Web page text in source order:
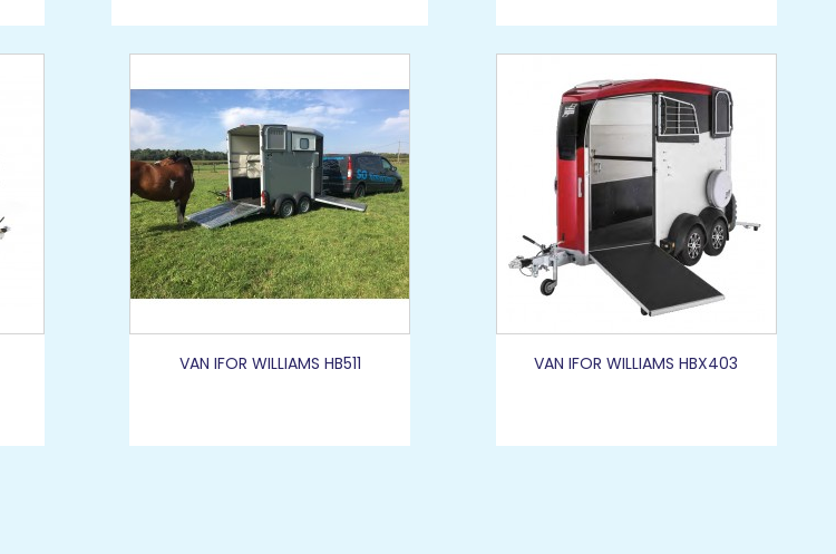
VAN IFOR WILLIAMS HB511 VAN IFOR WILLIAMS HBX403